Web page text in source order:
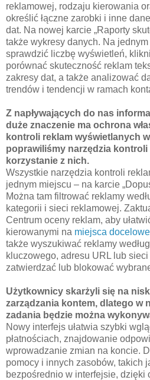
reklamowej, rodzaju kierowania
określić łączne zarobki i inne
dat. Na nowej karcie „Raporty
także wykresy danych. Na
sprawdzić liczbę wyświetleń,
porównać skuteczność reklam
zakresy dat, a także analizować
trendów i tendencji w ramach
Z napływających do nas
duże znaczenie ma ochrona
kontroli reklam wyświetlanych
poprawiliśmy narzędzia kontroli
korzystanie z nich.
Wszystkie narzędzia kontroli
jednym miejscu – na karcie
Można tam filtrować reklamy
kategorii i sieci reklamowej.
Centrum oceny reklam, aby
kierowanymi na miejsca docelowe
także wyszukiwać reklamy
kluczowego, adresu URL lub
zatwierdzać lub blokować
Użytkownicy skarżyli się na
zarządzania kontem, dlatego w
zadania będzie można
Nowy interfejs ułatwia szybki
płatnościach, znajdowanie
wprowadzanie zmian na koncie.
pomocy i innych zasobów, takich
bezpośrednio w interfejsie, dzięki